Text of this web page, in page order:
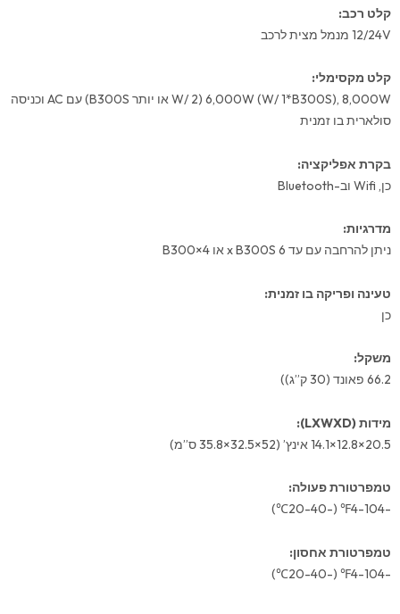
קלט רכב:
12/24V מנמל מצית לרכב
קלט מקסימלי:
6,000W (W/ 1*B300S), 8,000W (W/ 2 או יותר B300S) עם AC וכניסה
סולארית בו זמנית
בקרת אפליקציה:
כן, Wifi וב-Bluetooth
מדרגיות:
ניתן להרחבה עם עד 6 x B300S או 4×B300
טעינה ופריקה בו זמנית:
כן
משקל:
66.2 פאונד (30 ק”ג))
מידות (LXWXD):
20.5×12.8×14.1 אינץ’ (52×32.5×35.8 ס”מ)
טמפרטורת פעולה:
-4-104℉ (-20-40℃)
טמפרטורת אחסון:
-4-104℉ (-20-40℃)